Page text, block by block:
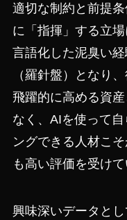
適切な制約と前提
に「指揮」する立
言語化した泥臭い
（羅針盤）となり
飛躍的に高める資
なく、AIを使って
ングできる人材こ
も高い評価を受けて
興味深いデータと